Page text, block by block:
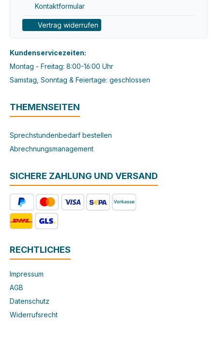
Kontaktformular
Vertrag widerrufen
Kundenservicezeiten:
Montag - Freitag: 8:00-16:00 Uhr
Samstag, Sonntag & Feiertage: geschlossen
THEMENSEITEN
Sprechstundenbedarf bestellen
Abrechnungsmanagement
SICHERE ZAHLUNG UND VERSAND
RECHTLICHES
Impressum
AGB
Datenschutz
Widerrufsrecht